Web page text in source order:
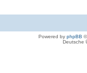
Powered by phpBB
Deutsche